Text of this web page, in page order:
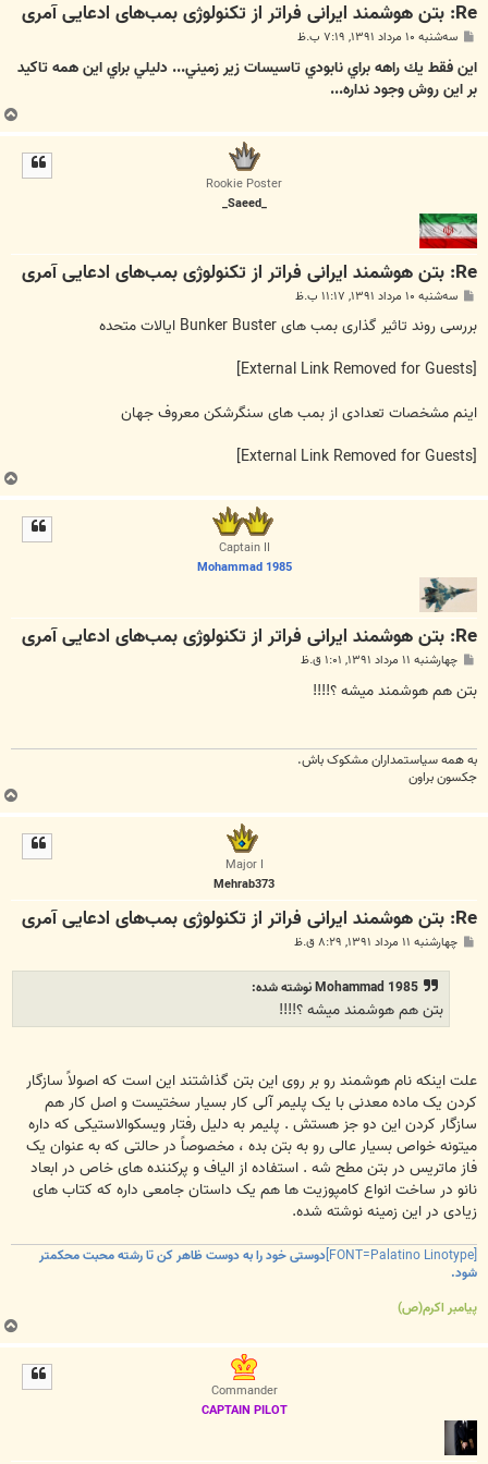
Re: بتن‌ هوشمند ایرانی فراتر از تکنولوژی بمب‌های ادعایی آمری
پ
ت
سه‌شنبه ۱۰ مرداد ۱۳۹۱, ۷:۱۹ ب.ظ
اين فقط يك راهه براي نابودي تاسيسات زير زميني... دليلي براي اين همه تاكيد
بر اين روش وجود نداره...
ب
ا
Rookie Poster
_Saeed_
Re: بتن‌ هوشمند ایرانی فراتر از تکنولوژی بمب‌های ادعایی آمری
پ
ت
سه‌شنبه ۱۰ مرداد ۱۳۹۱, ۱۱:۱۷ ب.ظ
بررسی روند تاثیر گذاری بمب های Bunker Buster ایالات متحده
اینم مشخصات تعدادی از بمب های سنگرشکن معروف جهان
ب
ا
Captain II
Mohammad 1985
Re: بتن‌ هوشمند ایرانی فراتر از تکنولوژی بمب‌های ادعایی آمری
پ
ت
چهارشنبه ۱۱ مرداد ۱۳۹۱, ۱:۰۱ ق.ظ
بتن هم هوشمند میشه ؟!!!!
به همه سياستمداران مشکوک باش.
جکسون براون
ب
ا
Major I
Mehrab373
Re: بتن‌ هوشمند ایرانی فراتر از تکنولوژی بمب‌های ادعایی آمری
پ چهارشنبه ۱۱ مرداد ۱۳۹۱, ۸:۲۹ ق.ظ
Mohammad 1985 نوشته شده:
بتن هم هوشمند میشه ؟!!!!
علت اینکه نام هوشمند رو بر روی این بتن گذاشتند این است که اصولاً سازگار
کردن یک ماده معدنی با یک پلیمر آلی کار بسیار سختیست و اصل کار هم
سازگار کردن این دو جز هستش . پلیمر به دلیل رفتار ویسکوالاستیکی که داره
میتونه خواص بسیار عالی رو به بتن بده ، مخصوصاً در حالتی که به عنوان یک
فاز ماتریس در بتن مطح شه . استفاده از الیاف و پرکننده های خاص در ابعاد
نانو در ساخت انواع کامپوزیت ها هم یک داستان جامعی داره که کتاب های
زیادی در این زمینه نوشته شده.
دوستی خود را به دوست ظاهر کن تا رشته محبت محکمتر
شود.
پیامبر اکرم(ص)
ب
ا
Commander
CAPTAIN PILOT